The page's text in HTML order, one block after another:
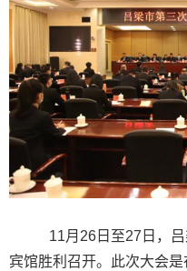
11月26日至27日，吕
宾馆胜利召开。此次大会